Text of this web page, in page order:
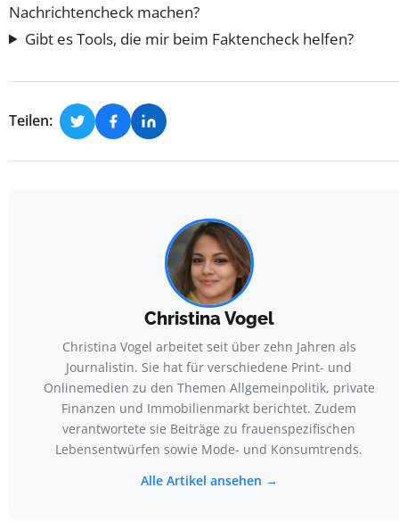
Nachrichtencheck machen?
Gibt es Tools, die mir beim Faktencheck helfen?
Teilen:
Christina Vogel
Christina Vogel arbeitet seit über zehn Jahren als
Journalistin. Sie hat für verschiedene Print- und
Onlinemedien zu den Themen Allgemeinpolitik, private
Finanzen und Immobilienmarkt berichtet. Zudem
verantwortete sie Beiträge zu frauenspezifischen
Lebensentwürfen sowie Mode- und Konsumtrends.
Alle Artikel ansehen →